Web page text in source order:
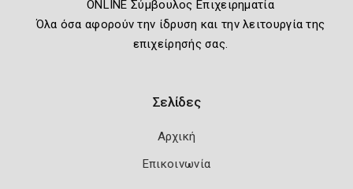
ONLINE Σύμβουλος Επιχειρηματία
Όλα όσα αφορούν την ίδρυση και την λειτουργία της
επιχείρησής σας.
Σελίδες
Αρχική
Επικοινωνία